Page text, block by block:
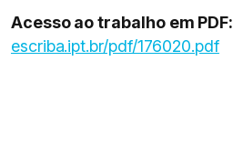
Acesso ao trabalho em PDF:
escriba.ipt.br/pdf/176020.pdf